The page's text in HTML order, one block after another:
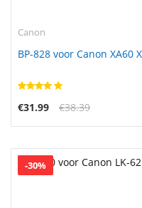
Canon
BP-828 voor Canon XA60
€31.99 €38.39
-30%